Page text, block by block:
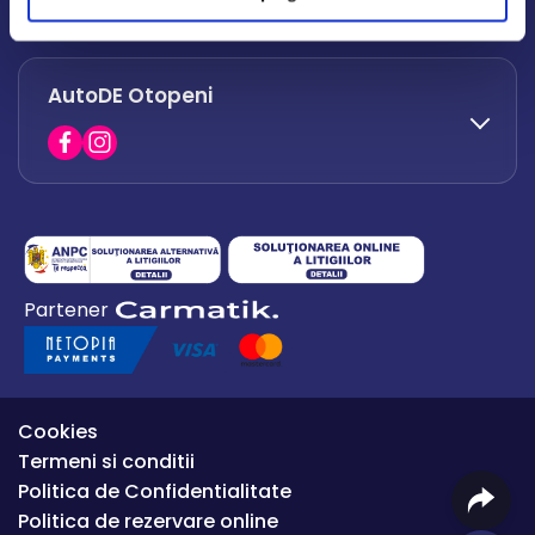
office.afumati@autode.ro
0730 063 852
0730 063 851
AutoDE Otopeni
0754 649 360
office.premium@autode.ro
Partener
Cookies
Termeni si conditii
Politica de Confidentialitate
Politica de rezervare online